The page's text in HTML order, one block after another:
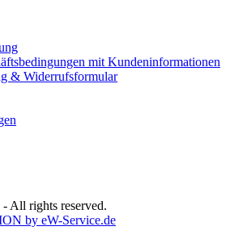
mit Kundeninformationen
& Widerrufsformular
All rights reserved.
by eW-Service.de